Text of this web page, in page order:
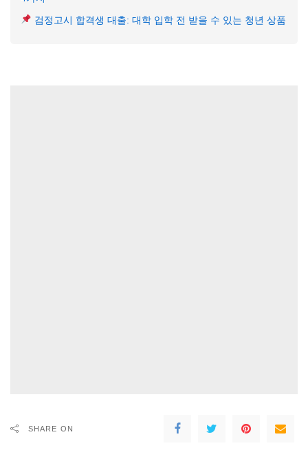
검정고시 합격생 대출: 대학 입학 전 받을 수 있는 청년 상품
SHARE ON